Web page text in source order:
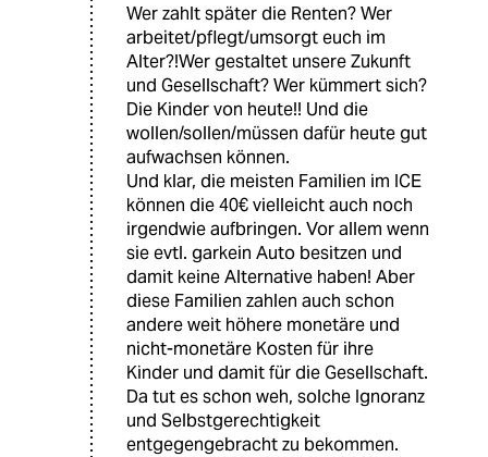
Wer zahlt später die Renten? Wer
arbeitet/pflegt/umsorgt euch im
Alter?!Wer gestaltet unsere Zukunft
und Gesellschaft? Wer kümmert sich?
Die Kinder von heute!! Und die
wollen/sollen/müssen dafür heute gut
aufwachsen können.
Und klar, die meisten Familien im ICE
können die 40€ vielleicht auch noch
irgendwie aufbringen. Vor allem wenn
sie evtl. garkein Auto besitzen und
damit keine Alternative haben! Aber
diese Familien zahlen auch schon
andere weit höhere monetäre und
nicht-monetäre Kosten für ihre
Kinder und damit für die Gesellschaft.
Da tut es schon weh, solche Ignoranz
und Selbstgerechtigkeit
entgegengebracht zu bekommen.